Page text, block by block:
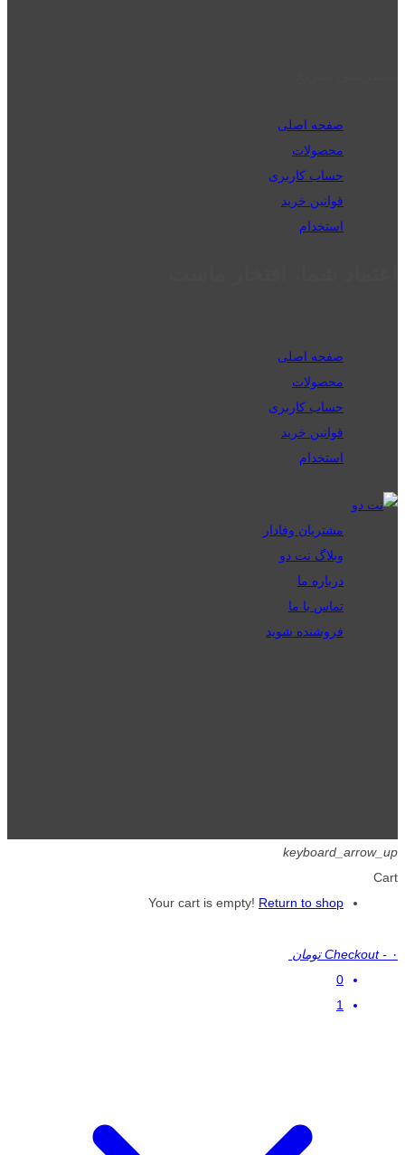
صفحه اصلی
محصولات
حساب کاربری
قوانین خرید
استخدام
صفحه اصلی
محصولات
حساب کاربری
قوانین خرید
استخدام
مشتریان وفادار
وبلاگ نت دو
درباره ما
تماس با ما
فروشنده شوید
keyboard_arrow_up
Cart
Your cart is empty! Return to shop
Checkout - ۰ تومان
0
1